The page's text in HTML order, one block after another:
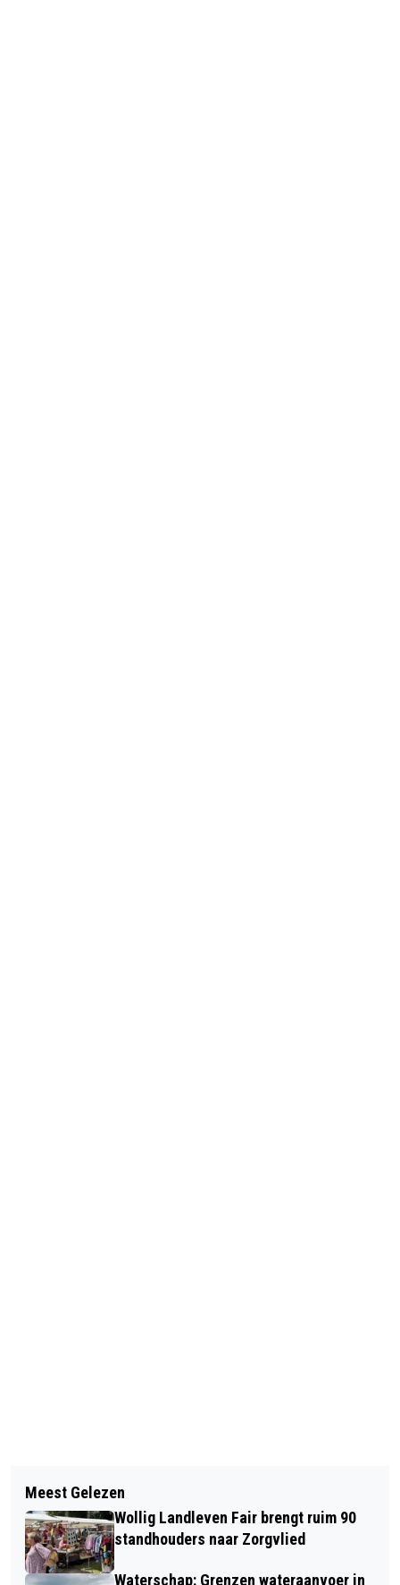
ZADENBIBLIOTHEEK DIEVER IS EEN
PRIMEUR VOOR WESTERVELD
DRENTHE ONDERSTEUNT TRAJECT
VOOR NIEUWKOMERS IN DE ZORG
Meest Gelezen
Wollig Landleven Fair brengt ruim 90
standhouders naar Zorgvlied
Waterschap: Grenzen wateraanvoer in